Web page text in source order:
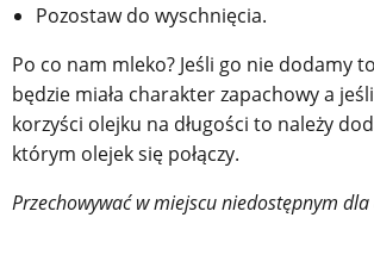
Pozostaw do wyschnięcia.
Po co nam mleko? Jeśli go nie dodamy
będzie miała charakter zapachowy a
korzyści olejku na długości to należy
którym olejek się połączy.
Przechowywać w miejscu niedostępnym dla